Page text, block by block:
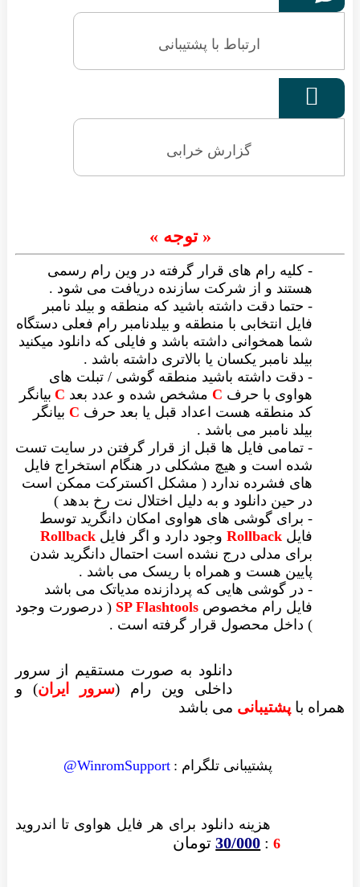
ارتباط با پشتیبانی

گزارش خرابی
« توجه »
- کلیه رام های قرار گرفته در وین رام رسمی
هستند و از شرکت سازنده دریافت می شود .
- حتما دقت داشته باشید که منطقه و بیلد نامبر
فایل انتخابی با منطقه و بیلدنامبر رام فعلی دستگاه
شما همخوانی داشته باشد و فایلی که دانلود میکنید
بیلد نامبر یکسان یا بالاتری داشته باشد .
- دقت داشته باشید منطقه گوشی / تبلت های
هواوی با حرف C مشخص شده و عدد بعد C بیانگر
کد منطقه هست اعداد قبل یا بعد حرف Cبیانگر
بیلد نامبر می باشد .
- تمامی فایل ها قبل از قرار گرفتن در سایت تست
شده است و هیچ مشکلی در هنگام استخراج فایل
های فشرده ندارد ( مشکل اکسترکت ممکن است
در حین دانلود و به دلیل اختلال نت رخ بدهد )
- برای گوشی های هواوی امکان دانگرید توسط
فایل Rollbackوجود دارد و اگر فایل Rollback
برای مدلی درج نشده است احتمال دانگرید شدن
پایین هست و همراه با ریسک می باشد .
- در گوشی هایی که پردازنده مدیاتک می باشد
فایل رام مخصوص SP Flashtools ( درصورت وجود
) داخل محصول قرار گرفته است .
دانلود به صورت مستقیم از سرور
داخلی وین رام (سرور ایران) و
همراه با پشتیبانی می باشد
پشتیبانی تلگرام : WinromSupport@
هزینه دانلود برای هر فایل هواوی تا اندروید
6
:
30/000تومان